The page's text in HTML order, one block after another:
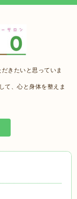
きたいと思っていま
て、心と身体を整えま